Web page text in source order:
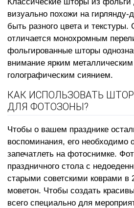
визуально похожи на
быть разного цвета и
отличается монохромным
фольгированные шторы
внимание ярким
голографическим сиянием.
КАК ИСПОЛЬЗОВАТЬ
ДЛЯ ФОТОЗОНЫ?
Чтобы о вашем празднике
воспоминания, его необходимо
запечатлеть на фотоснимке.
праздничного стола с
старыми советскими коврами в
моветон. Чтобы создать
всего специально для